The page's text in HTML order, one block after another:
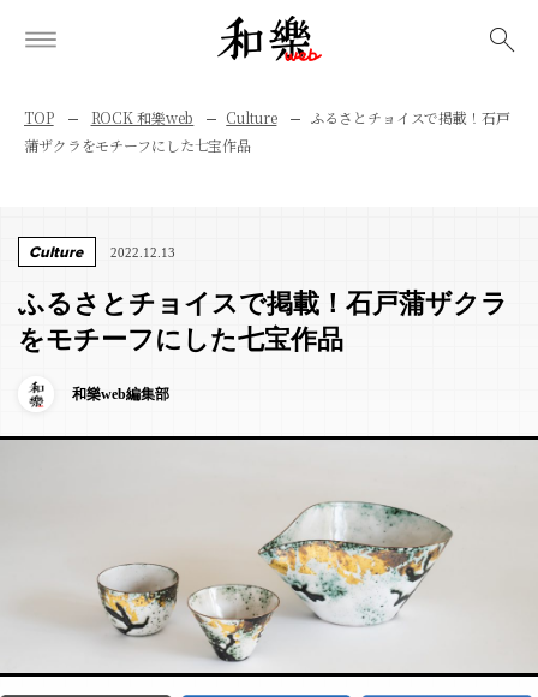
TOP ROCK 和樂web Culture
ふるさとチョイスで掲載！石戸
蒲ザクラをモチーフにした七宝作品
Culture 2022.12.13
ふるさとチョイスで掲載！石戸蒲ザクラ
をモチーフにした七宝作品
和樂web編集部